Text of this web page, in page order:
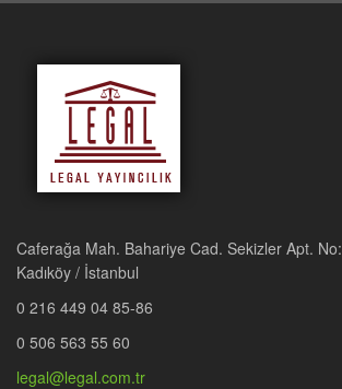
Caferağa Mah. Bahariye Cad. Sekizler Apt.
Kadıköy / İstanbul
0 216 449 04 85-86
0 506 563 55 60
legal@legal.com.tr